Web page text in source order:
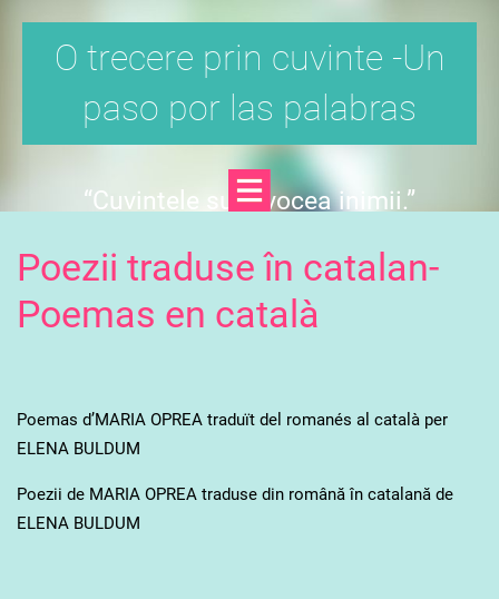
O trecere prin cuvinte -Un
paso por las palabras
“Cuvintele sunt vocea inimii.”
Poezii traduse în catalan-
Poemas en català
Poemas d’MARIA OPREA traduït del romanés al català per
ELENA BULDUM
Poezii de MARIA OPREA traduse din română în catalană de
ELENA BULDUM